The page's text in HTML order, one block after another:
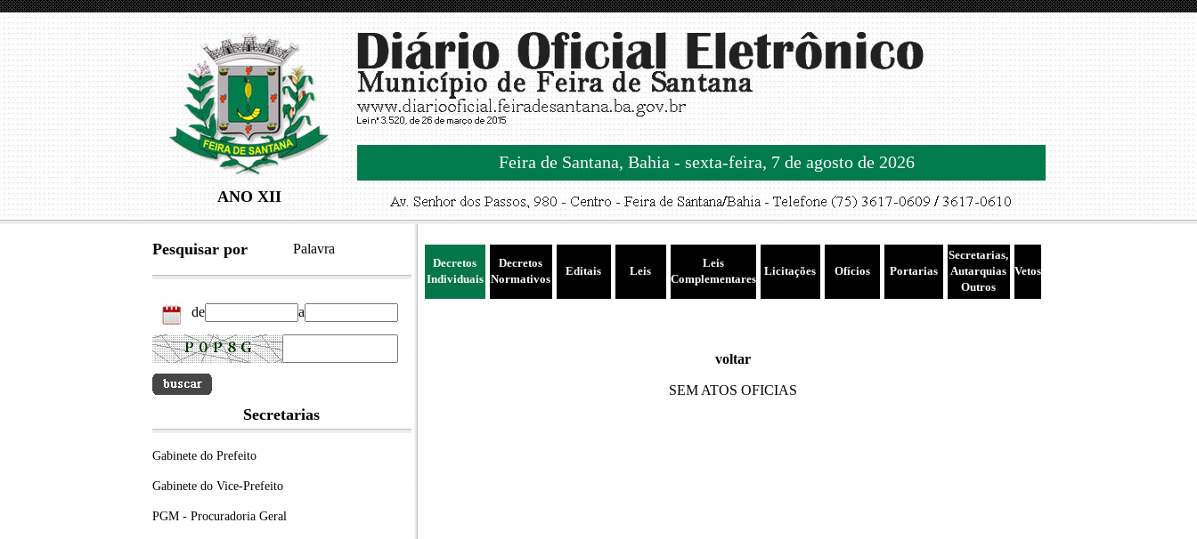
ANO XII
Feira de Santana, Bahia - sexta-feira, 7 de agosto de 2026
Pesquisar por Palavra
de a
Secretarias
Gabinete do Prefeito
Gabinete do Vice-Prefeito
PGM - Procuradoria Geral
Decretos
Individuais
Decretos
Normativos
Editais Leis
Leis
Complementares
Licitações Ofícios Portarias
Secretarias,
Autarquias
Outros
Vetos
voltar
SEM ATOS OFICIAS